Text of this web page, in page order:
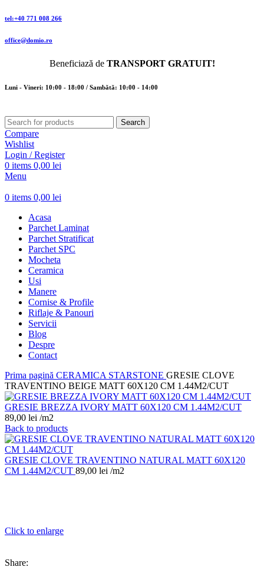
tel:+40 771 008 266
office@domio.ro
Beneficiază de TRANSPORT GRATUIT!
Luni - Vineri: 10:00 - 18:00 / Sambătă: 10:00 - 14:00
Search
Compare
Wishlist
Login / Register
0 items 0,00 lei
Menu
0 items 0,00 lei
Acasa
Parchet Laminat
Parchet Stratificat
Parchet SPC
Mocheta
Ceramica
Usi
Manere
Cornise & Profile
Riflaje & Panouri
Servicii
Blog
Despre
Contact
Prima pagină CERAMICA STARSTONE GRESIE CLOVE
TRAVENTINO BEIGE MATT 60X120 CM 1.44M2/CUT
GRESIE BREZZA IVORY MATT 60X120 CM 1.44M2/CUT
89,00 lei /m2
Back to products
GRESIE CLOVE TRAVENTINO NATURAL MATT 60X120
CM 1.44M2/CUT 89,00 lei /m2
Click to enlarge
Share: